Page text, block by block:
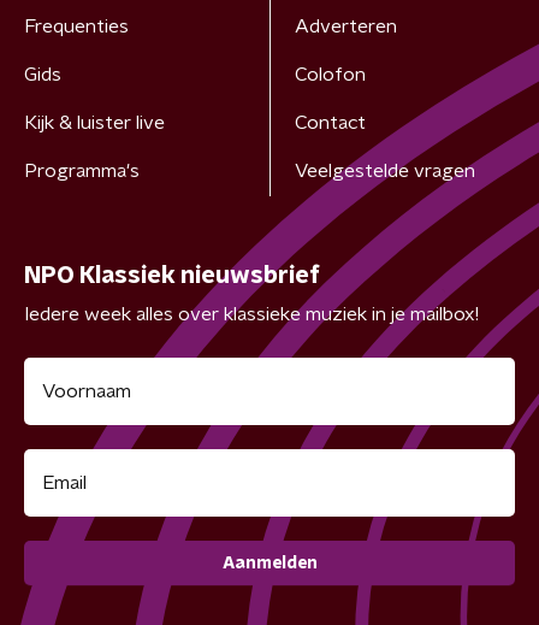
Frequenties
Gids
Kijk & luister live
Programma's
Adverteren
Colofon
Contact
Veelgestelde vragen
NPO Klassiek nieuwsbrief
Iedere week alles over klassieke muziek in je mailbox!
Aanmelden